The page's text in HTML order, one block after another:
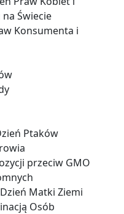
Świecie
Konsumenta i
Ptaków
przeciw GMO
Matki Ziemi
Osób